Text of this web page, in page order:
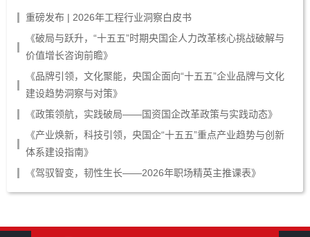
重磅发布 | 2026年工程行业洞察白皮书
《破局与跃升，“十五五”时期央国企人力改革核心挑战破解与
价值增长咨询前瞻》
《品牌引领，文化聚能，央国企面向“十五五”企业品牌与文化
建设趋势洞察与对策》
《政策领航，实践破局——国资国企改革政策与实践动态》
《产业焕新，科技引领，央国企“十五五”重点产业趋势与创新
体系建设指南》
《驾驭智变，韧性生长——2026年职场精英主推课表》